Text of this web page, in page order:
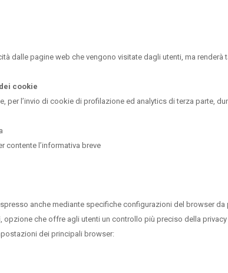
dalle pagine web che vengono visitate dagli utenti, ma
cookie
per l’invio di cookie di profilazione ed analytics di terza parte,
contente l’informativa breve
anche mediante specifiche configurazioni del browser
opzione che offre agli utenti un controllo più preciso della
dei principali browser: